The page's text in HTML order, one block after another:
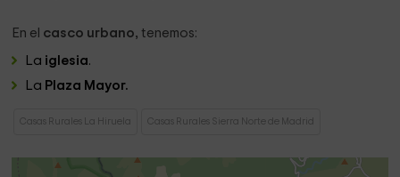
En el casco urbano, tenemos:
La iglesia.
La Plaza Mayor.
Casas Rurales La Hiruela Casas Rurales Sierra Norte de Madrid